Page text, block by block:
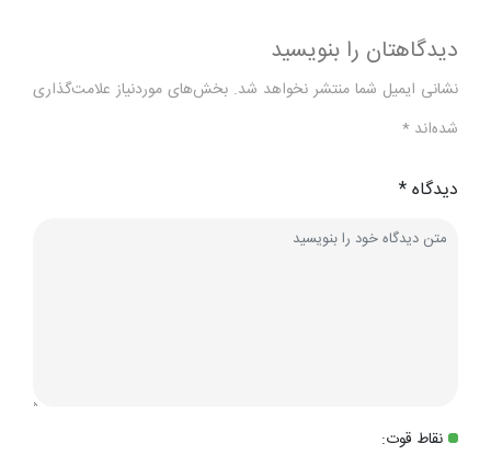
دیدگاهتان را بنویسید
نشانی ایمیل شما منتشر نخواهد شد. بخش‌های موردنیاز علامت‌گذاری
شده‌اند *
دیدگاه*
نقاط قوت: